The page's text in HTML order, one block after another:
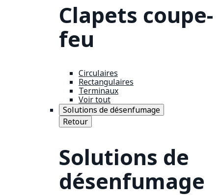
Clapets coupe-
feu
Circulaires
Rectangulaires
Terminaux
Voir tout
Solutions de désenfumage
Retour
Solutions de
désenfumage